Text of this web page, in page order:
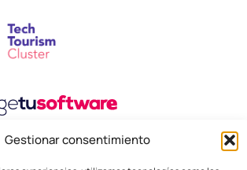
Gestionar consentimiento